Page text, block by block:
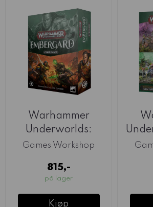
Warhammer
Underworlds:
Embergard
Games Workshop
815,-
på lager
Kjøp